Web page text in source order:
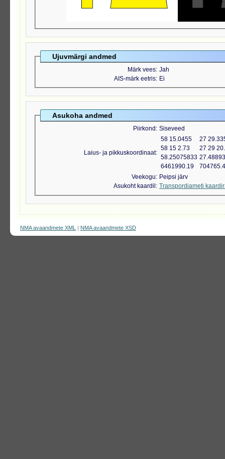
Ujuvmärgi andmed
Märk vees Jah
AIS-märk eetris Ei
Asukoha andmed
Piirkond Siseveed
Laius- ja pikkuskoordinaat
58 15.0455
27
58 15 2.73
27 29
58.25075833
6461990.19
Veekogu
Peipsi järv
Asukoht kaardil
Transpordiameti
NMA avaandmete XML | NMA avaandmete XSD